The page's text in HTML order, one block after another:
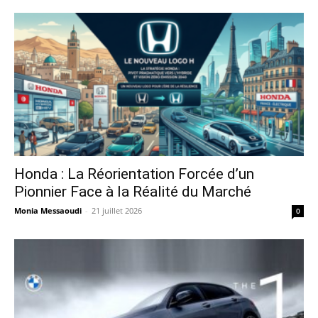
Honda : La Réorientation Forcée d’un
Pionnier Face à la Réalité du Marché
Monia Messaoudi - 21 juillet 2026 0